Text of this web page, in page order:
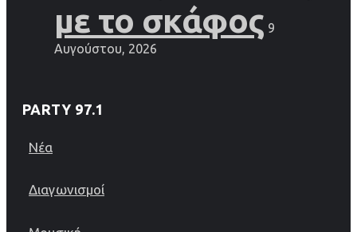
με το σκάφος 9
Αυγούστου, 2026
PARTY 97.1
Νέα
Διαγωνισμοί